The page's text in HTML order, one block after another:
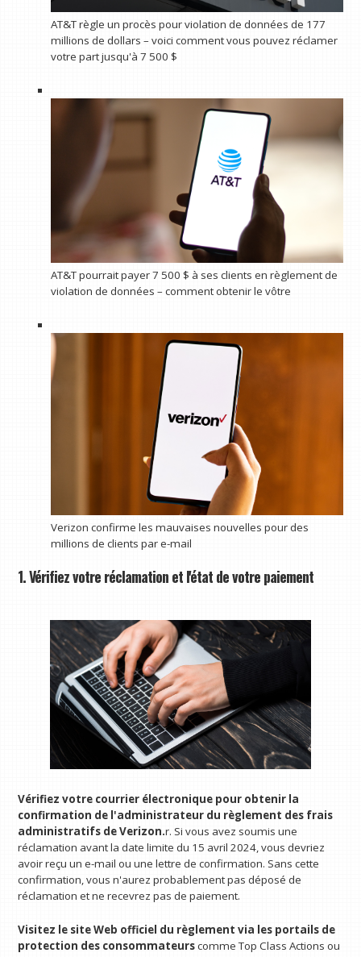
AT&T règle un procès pour violation de données de 177
millions de dollars – voici comment vous pouvez réclamer
votre part jusqu'à 7 500 $
AT&T pourrait payer 7 500 $ à ses clients en règlement de
violation de données – comment obtenir le vôtre
Verizon confirme les mauvaises nouvelles pour des
millions de clients par e-mail
1. Vérifiez votre réclamation et l'état de votre paiement
Vérifiez votre courrier électronique pour obtenir la
confirmation de l'administrateur du règlement des frais
administratifs de Verizon.r. Si vous avez soumis une
réclamation avant la date limite du 15 avril 2024, vous devriez
avoir reçu un e-mail ou une lettre de confirmation. Sans cette
confirmation, vous n'aurez probablement pas déposé de
réclamation et ne recevrez pas de paiement.
Visitez le site Web officiel du règlement via les portails de
protection des consommateurscomme Top Class Actions ou